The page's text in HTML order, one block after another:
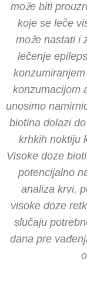
može biti
koje se leče
može nastati i
lečenje
konzumacijom
unosimo
biotina dolazi
krhkih noktiju
Visoke doze
potencijalno
analiza krvi,
visoke doze
slučaju
dana pre